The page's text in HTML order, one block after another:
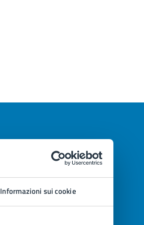
Informazioni sui cookie